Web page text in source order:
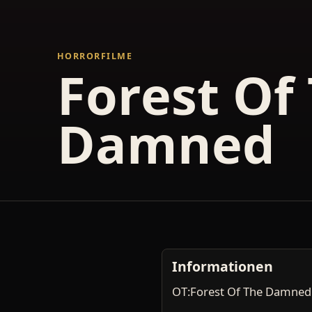
HORRORFILME
Forest Of
Damned
Informationen
OT:Forest Of The Damned